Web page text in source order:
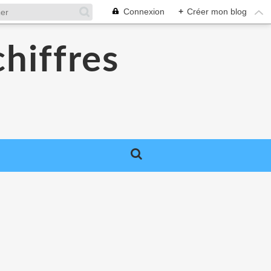
Connexion + Créer mon blog